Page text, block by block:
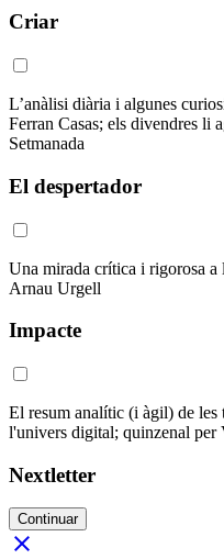
Criar
L’anàlisi diària i algunes
Ferran Casas; els divendres li
Setmanada
El despertador
Una mirada crítica i rigorosa a
Arnau Urgell
Impacte
El resum analític (i àgil) de les
l'univers digital; quinzenal
Nextletter
Continuar
close